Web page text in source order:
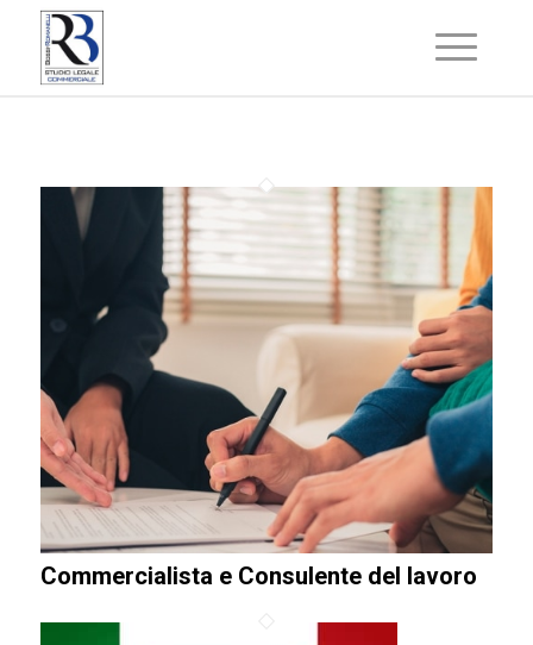
Commercialista e Consulente del lavoro